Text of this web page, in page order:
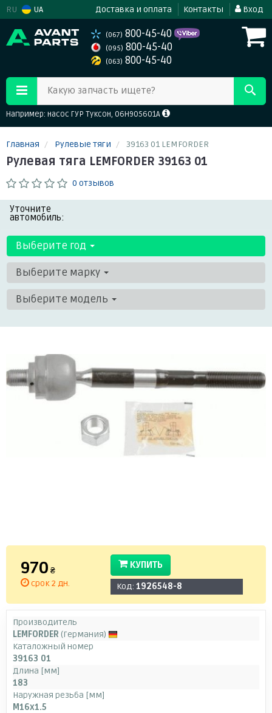
RU UA Доставка и оплата Контакты Вход
(067) 800-45-40
(095) 800-45-40
(063) 800-45-40
Какую запчасть ищете?
Например: насос ГУР Туксон, 06H905601A
Главная Рулевые тяги 39163 01 LEMFORDER
Рулевая тяга LEMFORDER 39163 01
0 отзывов
Уточните
автомобиль:
Выберите год
Выберите марку
Выберите модель
970 ₴
срок 2 дн.
КУПИТЬ
Код: 1926548-8
Производитель
LEMFORDER (Германия)
Каталожный номер
39163 01
Длина [мм]
183
Наружная резьба [мм]
M16x1.5